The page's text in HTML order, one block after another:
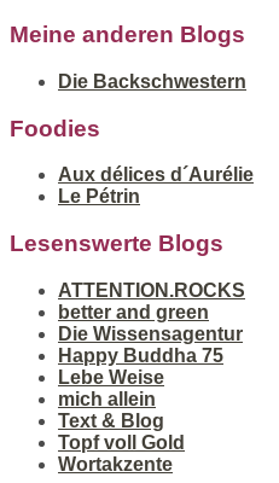
Meine anderen Blogs
Die Backschwestern
Foodies
Aux délices d´Aurélie
Le Pétrin
Lesenswerte Blogs
ATTENTION.ROCKS
better and green
Die Wissensagentur
Happy Buddha 75
Lebe Weise
mich allein
Text & Blog
Topf voll Gold
Wortakzente